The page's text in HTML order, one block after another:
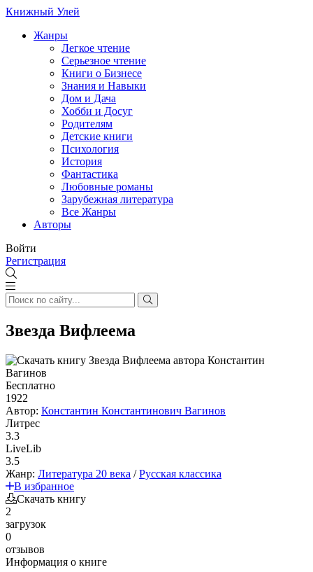
Книжный Улей
Жанры
Легкое чтение
Серьезное чтение
Книги о Бизнесе
Знания и Навыки
Дом и Дача
Хобби и Досуг
Родителям
Детские книги
Психология
История
Фантастика
Любовные романы
Зарубежная литература
Все Жанры
Авторы
Войти
Регистрация
Звезда Вифлеема
Бесплатно
1922
Автор: Константин Константинович Вагинов
Литрес
3.3
LiveLib
3.5
Жанр: Литература 20 века /Русская классика
В избранное
Скачать книгу
2
загрузок
0
отзывов
Информация о книге